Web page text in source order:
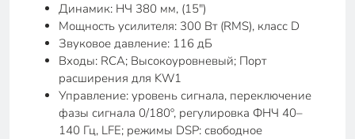
Динамик: НЧ 380 мм, (15″)
Мощность усилителя: 300 Вт (RMS), класс D
Звуковое давление: 116 дБ
Входы: RCA; Высокоуровневый; Порт
расширения для KW1
Управление: уровень сигнала, переключение
фазы сигнала 0/180º, регулировка ФНЧ 40–
140 Гц, LFE; режимы DSP: свободное